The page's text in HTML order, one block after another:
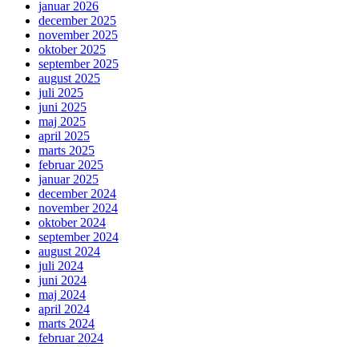
januar 2026
december 2025
november 2025
oktober 2025
september 2025
august 2025
juli 2025
juni 2025
maj 2025
april 2025
marts 2025
februar 2025
januar 2025
december 2024
november 2024
oktober 2024
september 2024
august 2024
juli 2024
juni 2024
maj 2024
april 2024
marts 2024
februar 2024